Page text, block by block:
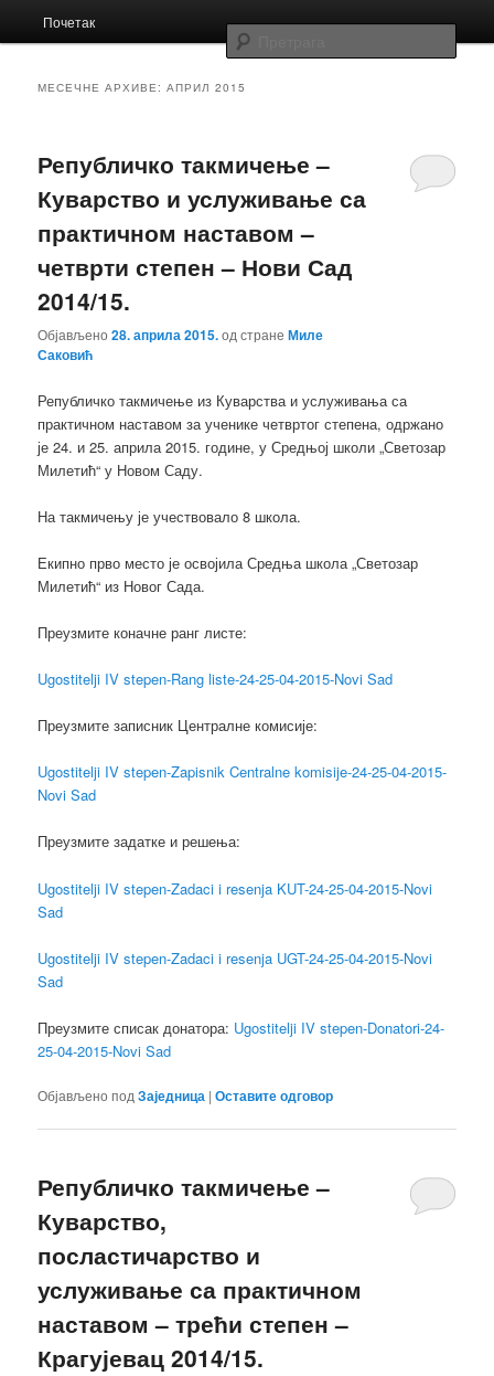
Заједница
изборник
Скочи
садржај
Скочи
садржај
Почетак
МЕСЕЧНЕ АРХИВЕ:АПРИЛ 2015
Републичко такмичење –
Куварство и услуживање са
практичном наставом –
четврти степен – Нови Сад
2014/15.
Објављено28. априла 2015.од странеМиле
Саковић
Републичко такмичење из Куварства и услуживања са
практичном наставом за ученике четвртог степена, одржано
је 24. и 25. априла 2015. године, у Средњој школи „Светозар
Милетић“ у Новом Саду.
На такмичењу је учествовало 8 школа.
Екипно прво место је освојила Средња школа „Светозар
Милетић“ из Новог Сада.
Преузмите коначне ранг листе:
Ugostitelji IV stepen-Rang liste-24-25-04-2015-Novi Sad
Преузмите записник Централне комисије:
Ugostitelji IV stepen-Zapisnik Centralne komisije-24-25-04-2015-
Novi Sad
Преузмите задатке и решења:
Ugostitelji IV stepen-Zadaci i resenja KUT-24-25-04-2015-Novi
Sad
Ugostitelji IV stepen-Zadaci i resenja UGT-24-25-04-2015-Novi
Sad
Преузмите списак донатора: Ugostitelji IV stepen-Donatori-24-
25-04-2015-Novi Sad
Објављено под Заједница |Оставите одговор
Републичко такмичење –
Куварство,
посластичарство и
услуживање са практичном
наставом – трећи степен –
Крагујевац 2014/15.